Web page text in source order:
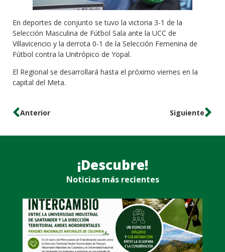
En deportes de conjunto se tuvo la victoria 3-1 de la
Selección Masculina de Fútbol Sala ante la UCC de
Villavicencio y la derrota 0-1 de la Selección Femenina de
Fútbol contra la Unitrópico de Yopal.
El Regional se desarrollará hasta el próximo viernes en la
capital del Meta.
Anterior Siguiente
¡Descubre!
Noticias más recientes